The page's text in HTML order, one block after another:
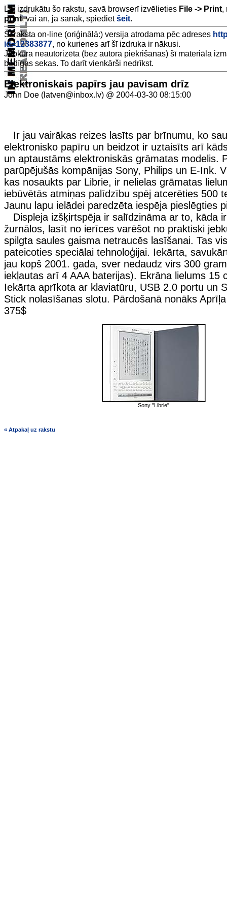
Lai izdrukātu šo rakstu, savā browserī izvēlieties File -> Print,
print, vai arī, ja sanāk, spiedietšeit.
Šī raksta on-line (oriģinālā:) versija atrodama pēc adreses
id=12383877, no kurienes arī šī izdruka ir nākusi.
Jebkura neautorizēta (bez autora piekrišanas) šī materiāla
bēdīgas sekas. To darīt vienkārši nedrīkst.
Elektroniskais papīrs jau pavisam drīz
John Doe (latven@inbox.lv) @ 2004-03-30 08:15:00
Ir jau vairākas reizes lasīts par brīnumu, ko
elektronisko papīru un beidzot ir uztaisīts arī
un aptaustāms elektroniskās grāmatas modelis.
parūpējušās kompānijas Sony, Philips un E-Ink.
kas nosaukts par Librie, ir nelielas grāmatas
iebūvētās atmiņas palīdzību spēj atcerēties 500
Jaunu lapu ielādei paredzēta iespēja pieslēgties
Displeja izšķirtspēja ir salīdzināma ar to, kāda
žurnālos, lasīt no ierīces varēšot no praktiski
spilgta saules gaisma netraucēs lasīšanai. Tas
pateicoties speciālai tehnoloģijai. Iekārta,
jau kopš 2001. gada, sver nedaudz virs 300
iekļautas arī 4 AAA baterijas). Ekrāna lielums 15
Iekārta aprīkota ar klaviatūru, USB 2.0 portu un
Stick nolasīšanas slotu. Pārdošanā nonāks
375$
Sony "Librie"
« Atpakaļ uz rakstu